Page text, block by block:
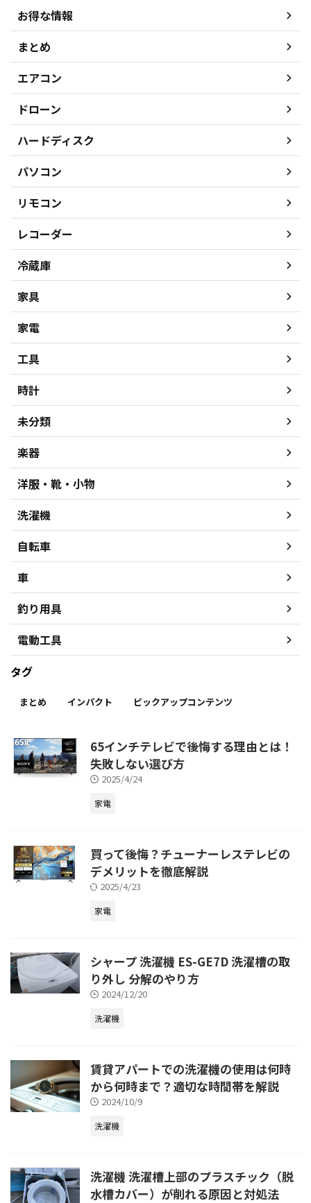
お得な情報
まとめ
エアコン
ドローン
ハードディスク
パソコン
リモコン
レコーダー
冷蔵庫
家具
家電
工具
時計
未分類
楽器
洋服・靴・小物
洗濯機
自転車
車
釣り用具
電動工具
タグ
まとめ インパクト ピックアップコンテンツ
65インチテレビで後悔する理由とは！
失敗しない選び方
2025/4/24
家電
買って後悔？チューナーレステレビの
デメリットを徹底解説
2025/4/23
家電
シャープ 洗濯機 ES-GE7D 洗濯槽の取
り外し 分解のやり方
2024/12/20
洗濯機
賃貸アパートでの洗濯機の使用は何時
から何時まで？適切な時間帯を解説
2024/10/9
洗濯機
洗濯機 洗濯槽上部のプラスチック（脱
水槽カバー）が削れる原因と対処法